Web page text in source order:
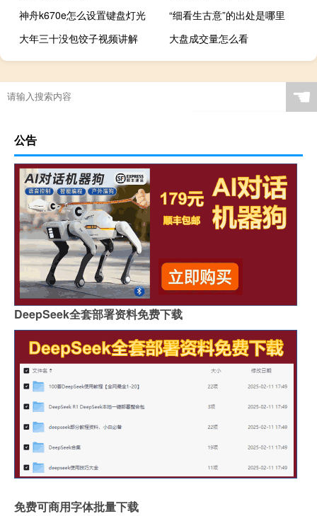
神舟k670e怎么设置键盘灯光
“细看生古意”的出处是哪里
大年三十没包饺子视频讲解
大盘成交量怎么看
☚
公告
DeepSeek全套部署资料免费下载
免费可商用字体批量下载